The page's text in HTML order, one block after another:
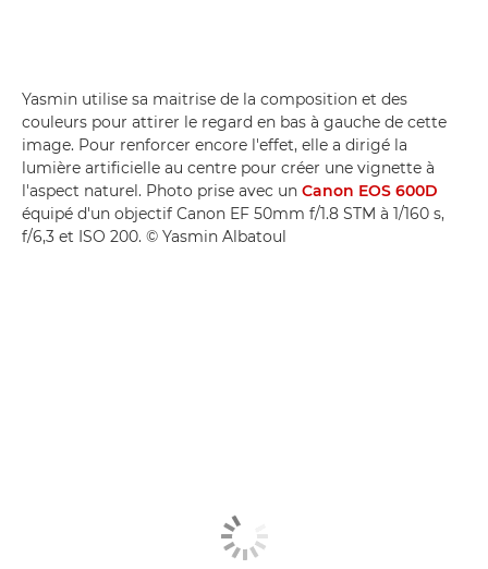
Yasmin utilise sa maitrise de la composition et des
couleurs pour attirer le regard en bas à gauche de cette
image. Pour renforcer encore l'effet, elle a dirigé la
lumière artificielle au centre pour créer une vignette à
l'aspect naturel. Photo prise avec un Canon EOS 600D
équipé d'un objectif Canon EF 50mm f/1.8 STM à 1/160 s,
f/6,3 et ISO 200. © Yasmin Albatoul